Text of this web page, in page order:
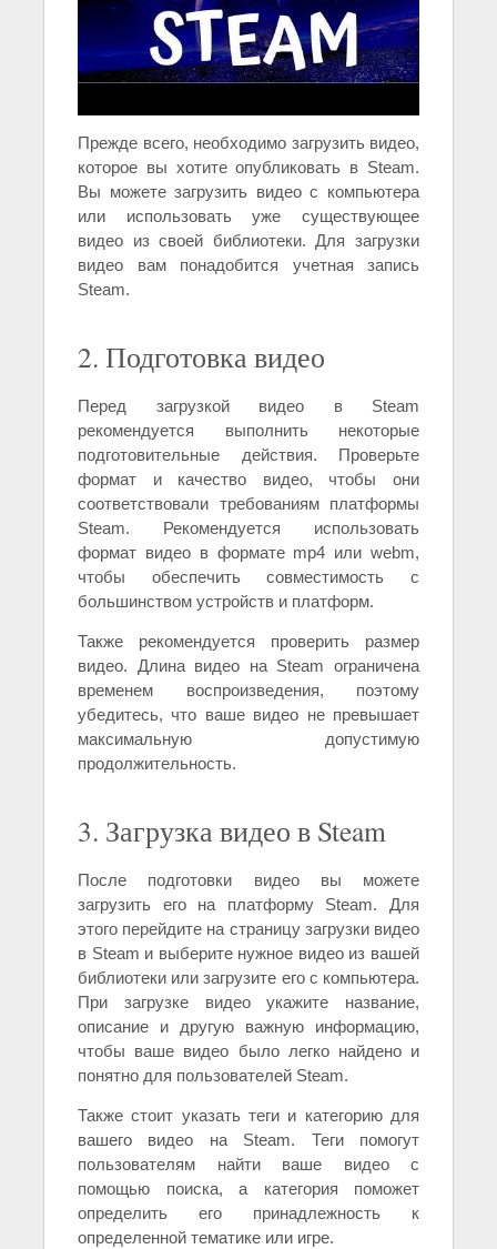
Прежде всего, необходимо загрузить видео,
которое вы хотите опубликовать в Steam.
Вы можете загрузить видео с компьютера
или использовать уже существующее
видео из своей библиотеки. Для загрузки
видео вам понадобится учетная запись
Steam.
2. Подготовка видео
Перед загрузкой видео в Steam
рекомендуется выполнить некоторые
подготовительные действия. Проверьте
формат и качество видео, чтобы они
соответствовали требованиям платформы
Steam. Рекомендуется использовать
формат видео в формате mp4 или webm,
чтобы обеспечить совместимость с
большинством устройств и платформ.
Также рекомендуется проверить размер
видео. Длина видео на Steam ограничена
временем воспроизведения, поэтому
убедитесь, что ваше видео не превышает
максимальную допустимую
продолжительность.
3. Загрузка видео в Steam
После подготовки видео вы можете
загрузить его на платформу Steam. Для
этого перейдите на страницу загрузки видео
в Steam и выберите нужное видео из вашей
библиотеки или загрузите его с компьютера.
При загрузке видео укажите название,
описание и другую важную информацию,
чтобы ваше видео было легко найдено и
понятно для пользователей Steam.
Также стоит указать теги и категорию для
вашего видео на Steam. Теги помогут
пользователям найти ваше видео с
помощью поиска, а категория поможет
определить его принадлежность к
определенной тематике или игре.